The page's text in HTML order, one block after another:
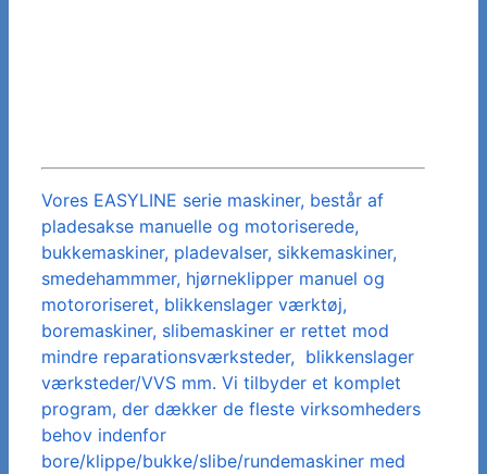
Vores EASYLINE serie maskiner, består af
pladesakse manuelle og motoriserede,
bukkemaskiner, pladevalser, sikkemaskiner,
smedehammmer, hjørneklipper manuel og
motororiseret, blikkenslager værktøj,
boremaskiner, slibemaskiner er rettet mod
mindre reparationsværksteder, blikkenslager
værksteder/VVS mm. Vi tilbyder et komplet
program, der dækker de fleste virksomheders
behov indenfor
bore/klippe/bukke/slibe/rundemaskiner med